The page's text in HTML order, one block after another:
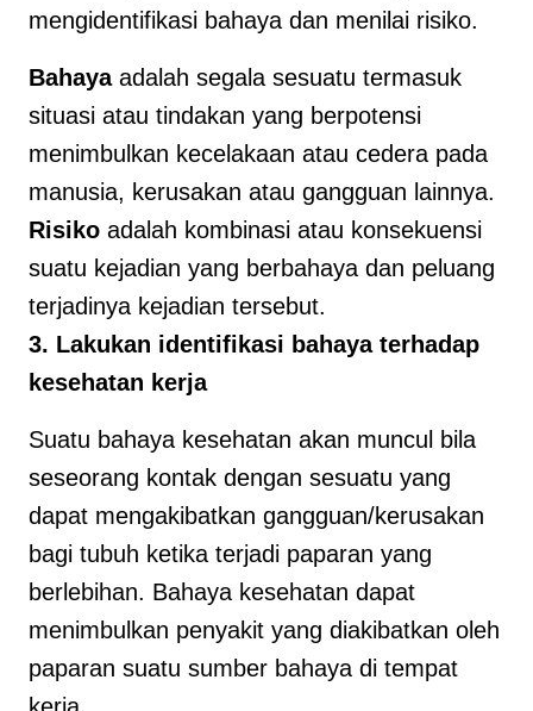
mengidentifikasi bahaya dan menilai risiko.
Bahayaadalah segala sesuatu termasuk
situasi atau tindakan yang berpotensi
menimbulkan kecelakaan atau cedera pada
manusia, kerusakan atau gangguan lainnya.
Risiko adalah kombinasi atau konsekuensi
suatu kejadian yang berbahaya dan peluang
terjadinya kejadian tersebut.
3. Lakukan identifikasi bahaya terhadap
kesehatan kerja
Suatu bahaya kesehatan akan muncul bila
seseorang kontak dengan sesuatu yang
dapat mengakibatkan gangguan/kerusakan
bagi tubuh ketika terjadi paparan yang
berlebihan. Bahaya kesehatan dapat
menimbulkan penyakit yang diakibatkan oleh
paparan suatu sumber bahaya di tempat